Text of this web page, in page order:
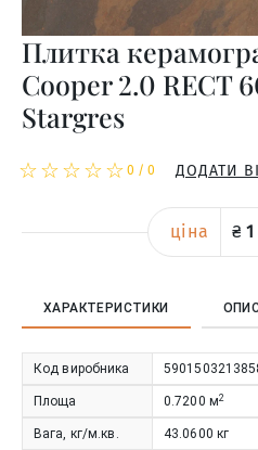
Плитка
Cooper 2.0 RECT
Stargres
☆
★☆
★☆
★☆
★☆
★ 0 / 0 ДОДАТИ
ціна ₴ 1
ХАРАКТЕРИСТИКИ
Код виробника
Площа 0.7200 м2
Вага, кг/м.кв. 43.0600 кг